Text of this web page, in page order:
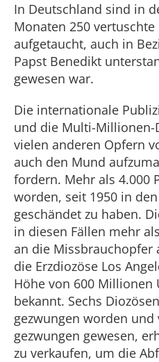
In Deutschland sind in
Monaten 250
aufgetaucht, auch in
Papst Benedikt
gewesen war.
Die internationale
und die Multi-Millionen-
vielen anderen Opfern
auch den Mund
fordern. Mehr als 4.000
worden, seit 1950 in
geschändet zu haben.
in diesen Fällen mehr
an die Missbrauchopfer
die Erzdiozöse Los
Höhe von 600 Millionen
bekannt. Sechs
gezwungen worden
gezwungen gewesen,
zu verkaufen, um die